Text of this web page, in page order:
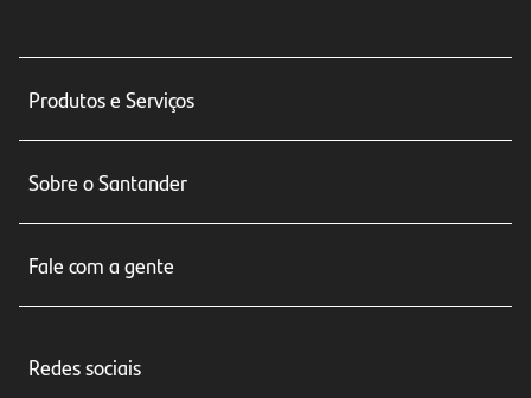
Produtos e Serviços
Seguros
Crédito e Financiamentos
Investimentos
Sobre o Santander
Fale com a gente
Central de Renegociação
Redes sociais